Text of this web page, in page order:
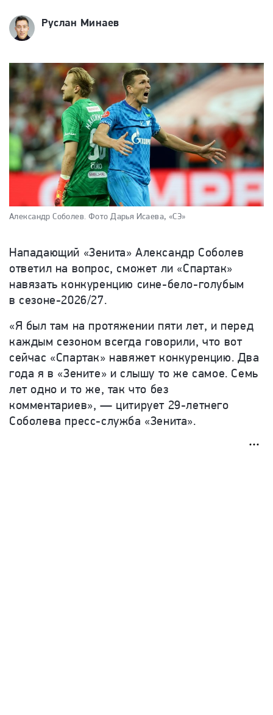
Руслан Минаев
Александр Соболев. Фото Дарья Исаева, «СЭ»
Нападающий «Зенита» Александр Соболев
ответил на вопрос, сможет ли «Спартак»
навязать конкуренцию сине-бело-голубым
в сезоне-2026/27.
«Я был там на протяжении пяти лет, и перед
каждым сезоном всегда говорили, что вот
сейчас «Спартак» навяжет конкуренцию. Два
года я в «Зените» и слышу то же самое. Семь
лет одно и то же, так что без
комментариев», — цитирует 29-летнего
Соболева пресс-служба «Зенита».